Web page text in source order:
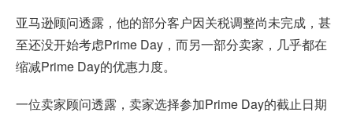
亚马逊顾问透露，他的部分客户因关税调整尚未完成，甚
至还没开始考虑Prime Day，而另一部分卖家，几乎都在
缩减Prime Day的优惠力度。
一位卖家顾问透露，卖家选择参加Prime Day的截止日期